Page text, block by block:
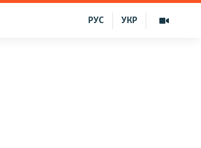
УКР
РУС